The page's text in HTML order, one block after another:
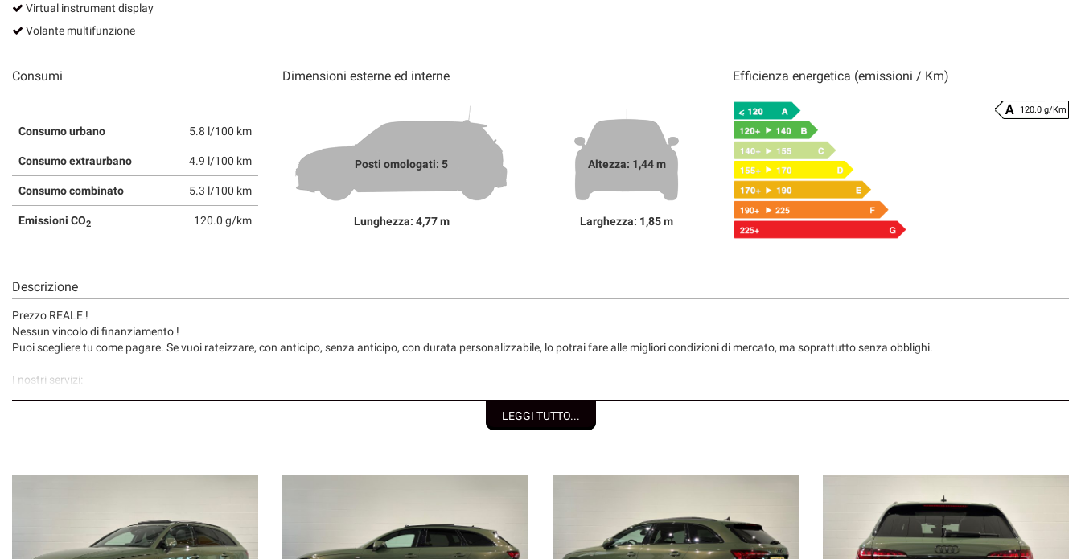
Virtual instrument display
Volante multifunzione
Consumi
Consumo urbano 5.8 l/100 km
Consumo extraurbano 4.9 l/100 km
Consumo combinato 5.3 l/100 km
Emissioni CO2 120.0 g/km
Dimensioni esterne ed interne
Posti omologati: 5
Lunghezza: 4,77 m
Altezza: 1,44 m
Larghezza: 1,85 m
Efficienza energetica (emissioni / Km)
120.0 g/Km
Descrizione
Prezzo REALE !
Nessun vincolo di finanziamento !
Puoi scegliere tu come pagare. Se vuoi rateizzare, con anticipo, senza anticipo, con durata personalizzabile, lo potrai fare alle migliori condizioni di mercato, ma soprattutto senza obblighi.
I nostri servizi:
• Garanzia assicurativa estensibile fino a 3 anni senza limite di chilometraggio.
• www.autosalone2000.eu dove potrai trovare l’intero parco auto aggiornato, maggiori foto e info per ogni singola vettura, i nostri servizi e la nostra storia dal 1976 ad oggi.
• Facebook / Instagram aggiornato con nuovi arrivi, descrizioni delle attività e l’album fotografico delle consegne, ovvero il momento più emozionante immortalato con i nostri clienti.
LEGGI TUTTO...